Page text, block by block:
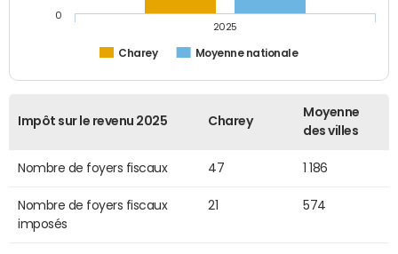
Charey Moyenne nationale
2025
0
Impôt sur le revenu 2025 Charey
Moyenne
des villes
Nombre de foyers fiscaux 47 1 186
Nombre de foyers fiscaux
imposés
21 574